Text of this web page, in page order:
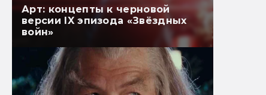
Арт: концепты к черновой
версии IX эпизода «Звёздных
войн»